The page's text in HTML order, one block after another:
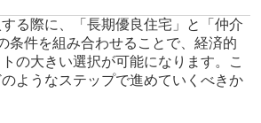
る際に、「長期優良住宅」と「仲介
条件を組み合わせることで、経済的
の大きい選択が可能になります。こ
ようなステップで進めていくべきか